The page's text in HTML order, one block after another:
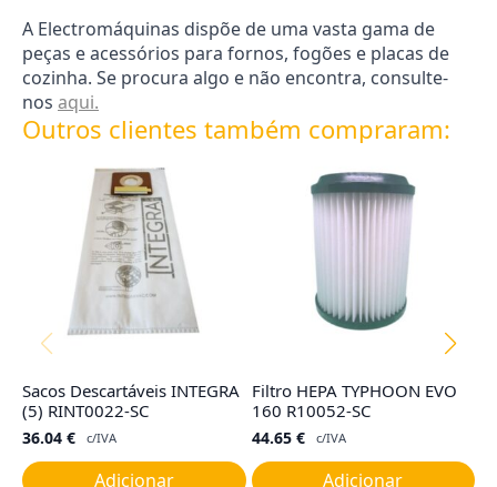
A Electromáquinas dispõe de uma vasta gama de
peças e acessórios para fornos, fogões e placas de
cozinha. Se procura algo e não encontra, consulte-
nos aqui.
Outros clientes também compraram:
Sacos Descartáveis INTEGRA
(5) RINT0022-SC
36.04 € c/IVA
Adicionar
Filtro HEPA TYPHOON EVO
160 R10052-SC
44.65 € c/IVA
Adicionar